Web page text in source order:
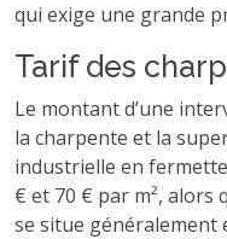
qui exige une grande
Tarif des
Le montant d’une
la charpente et la
industrielle en
€ et 70 € par m², alors
se situe généralement